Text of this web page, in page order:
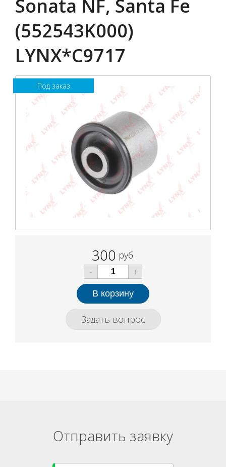
Sonata NF, Santa Fe
(552543K000)
LYNX*C9717
Под заказ
300 руб.
-
+
Задать вопрос
Отправить заявку